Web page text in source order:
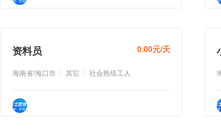
资料员
海南省/海口市 其它 社会熟练工人
0.00元/天